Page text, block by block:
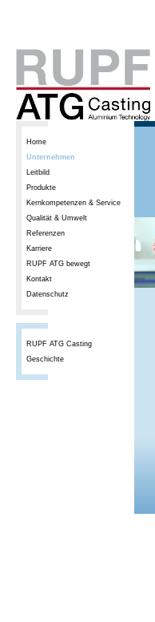
Home
Unternehmen
Leitbild
Produkte
Kernkompetenzen & Service
Qualität & Umwelt
Referenzen
Karriere
RUPF ATG bewegt
Kontakt
Datenschutz
RUPF ATG Casting
Geschichte